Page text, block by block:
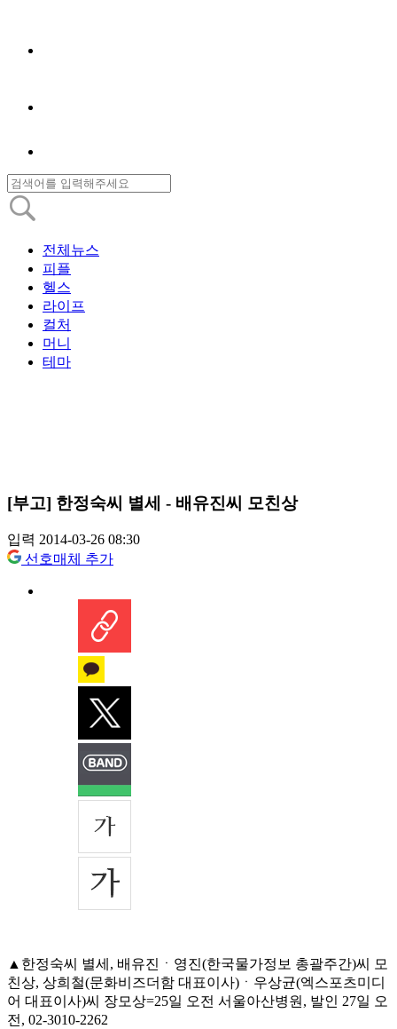
전체뉴스
피플
헬스
라이프
컬처
머니
테마
[부고] 한정숙씨 별세 - 배유진씨 모친상
입력 2014-03-26 08:30
선호매체 추가
▲한정숙씨 별세, 배유진ㆍ영진(한국물가정보 총괄주간)씨 모
친상, 상희철(문화비즈더함 대표이사)ㆍ우상균(엑스포츠미디
어 대표이사)씨 장모상=25일 오전 서울아산병원, 발인 27일 오
전, 02-3010-2262